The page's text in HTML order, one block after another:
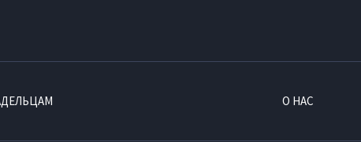
О НАС